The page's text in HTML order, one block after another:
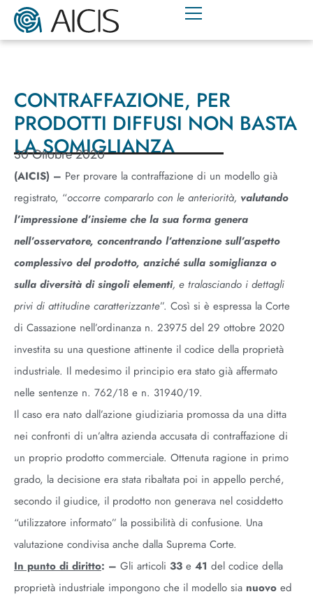
CONTRAFFAZIONE, PER
PRODOTTI DIFFUSI NON BASTA
LA SOMIGLIANZA
30 Ottobre 2020
(AICIS) – Per provare la contraffazione di un modello già
registrato, “occorre compararlo con le anteriorità, valutando
l’impressione d’insieme che la sua forma genera
nell’osservatore, concentrando l’attenzione sull’aspetto
complessivo del prodotto, anziché sulla somiglianza o
sulla diversità di singoli elementi, e tralasciando i dettagli
privi di attitudine caratterizzante”. Così si è espressa la Corte
di Cassazione nell’ordinanza n. 23975 del 29 ottobre 2020
investita su una questione attinente il codice della proprietà
industriale. Il medesimo il principio era stato già affermato
nelle sentenze n. 762/18 e n. 31940/19.
Il caso era nato dall’azione giudiziaria promossa da una ditta
nei confronti di un’altra azienda accusata di contraffazione di
un proprio prodotto commerciale. Ottenuta ragione in primo
grado, la decisione era stata ribaltata poi in appello perché,
secondo il giudice, il prodotto non generava nel cosiddetto
“utilizzatore informato” la possibilità di confusione. Una
valutazione condivisa anche dalla Suprema Corte.
In punto di diritto: – Gli articoli 33 e 41 del codice della
proprietà industriale impongono che il modello sia nuovo ed